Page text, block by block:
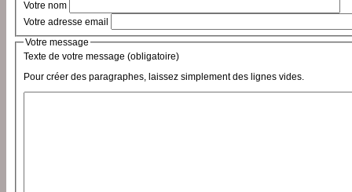
Votre nom
Votre adresse email
Votre message
Texte de votre message (obligatoire)
Pour créer des paragraphes, laissez simplement des lignes vides.